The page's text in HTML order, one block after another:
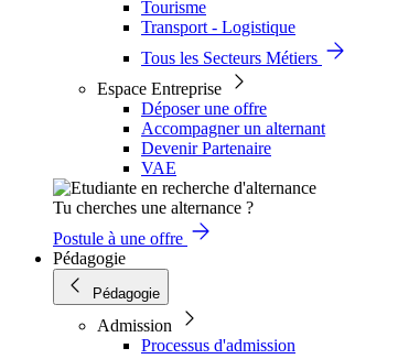
Tourisme
Transport - Logistique
Tous les Secteurs Métiers
Espace Entreprise
Déposer une offre
Accompagner un alternant
Devenir Partenaire
VAE
Tu cherches une alternance ?
Postule à une offre
Pédagogie
Pédagogie
Admission
Processus d'admission